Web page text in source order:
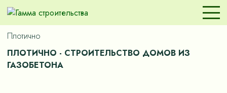
Плотично
ПЛОТИЧНО - СТРОИТЕЛЬСТВО ДОМОВ ИЗ
ГАЗОБЕТОНА